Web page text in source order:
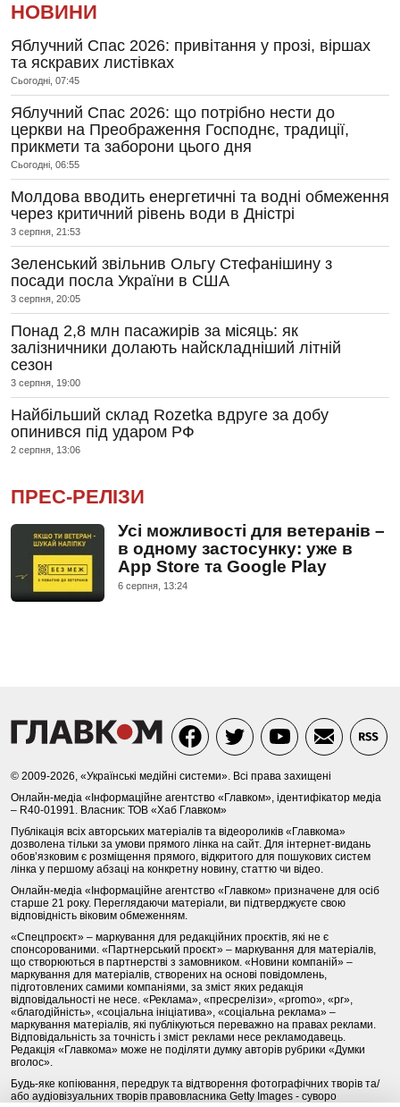
НОВИНИ
Яблучний Спас 2026: привітання у прозі, віршах
та яскравих листівках
Сьогодні, 07:45
Яблучний Спас 2026: що потрібно нести до
церкви на Преображення Господнє, традиції,
прикмети та заборони цього дня
Сьогодні, 06:55
Молдова вводить енергетичні та водні обмеження
через критичний рівень води в Дністрі
3 серпня, 21:53
Зеленський звільнив Ольгу Стефанішину з
посади посла України в США
3 серпня, 20:05
Понад 2,8 млн пасажирів за місяць: як
залізничники долають найскладніший літній
сезон
3 серпня, 19:00
Найбільший склад Rozetka вдруге за добу
опинився під ударом РФ
2 серпня, 13:06
ПРЕС-РЕЛІЗИ
Усі можливості для ветеранів –
в одному застосунку: уже в
App Store та Google Play
6 серпня, 13:24
© 2009-2026, «Українські медійні системи». Всі права захищені
Онлайн-медіа «Інформаційне агентство «Главком», ідентифікатор медіа
– R40-01991. Власник: ТОВ «Хаб Главком»
Публікація всіх авторських матеріалів та відеороликів «Главкома»
дозволена тільки за умови прямого лінка на сайт. Для інтернет-видань
обов’язковим є розміщення прямого, відкритого для пошукових систем
лінка у першому абзаці на конкретну новину, статтю чи відео.
Онлайн-медіа «Інформаційне агентство «Главком» призначене для осіб
старше 21 року. Переглядаючи матеріали, ви підтверджуєте свою
відповідність віковим обмеженням.
«Спецпроєкт» – маркування для редакційних проєктів, які не є
спонсорованими. «Партнерський проєкт» – маркування для матеріалів,
що створюються в партнерстві з замовником. «Новини компаній» –
маркування для матеріалів, створених на основі повідомлень,
підготовлених самими компаніями, за зміст яких редакція
відповідальності не несе. «Реклама», «пресрелізи», «promo», «pr»,
«благодійність», «соціальна ініціатива», «соціальна реклама» –
маркування матеріалів, які публікуються переважно на правах реклами.
Відповідальність за точність і зміст реклами несе рекламодавець.
Редакція «Главкома» може не поділяти думку авторів рубрики «Думки
вголос».
Будь-яке копіювання, передрук та відтворення фотографічних творів та/
або аудіовізуальних творів правовласника Getty Images - суворо